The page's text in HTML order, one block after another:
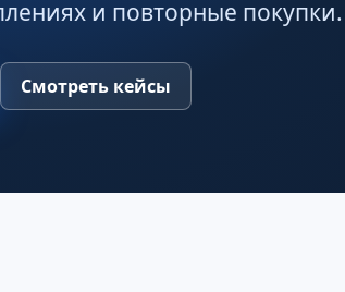
и повторные покупки.
Смотреть кейсы